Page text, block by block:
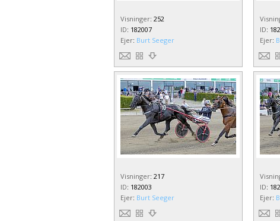
Visninger: 252
ID: 182007
Ejer: Burt Seeger
ID:
Ejer:
Visninger: 217
ID: 182003
Ejer: Burt Seeger
ID:
Ejer: